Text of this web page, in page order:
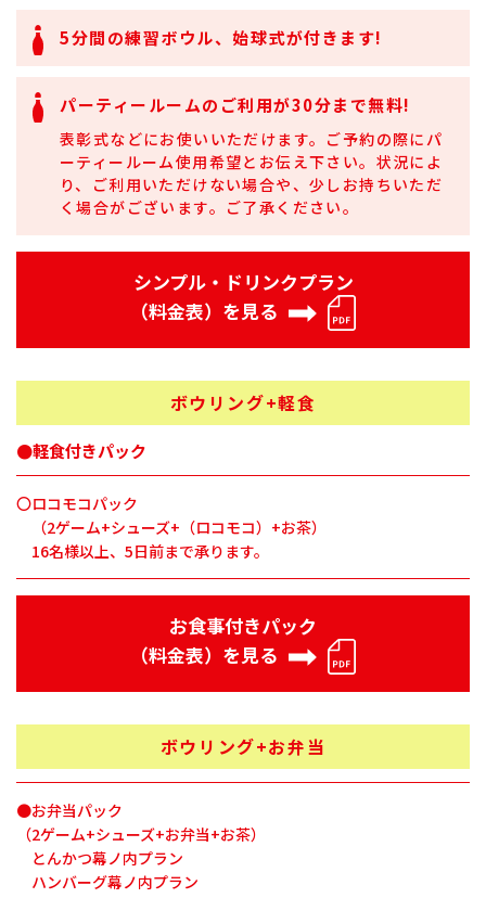
5分間の練習ボウル、始球式が付きます!
パーティールームのご利用が30分まで無料!
表彰式などにお使いいただけます。ご予約の際にパ
ーティールーム使用希望とお伝え下さい。状況によ
り、ご利用いただけない場合や、少しお持ちいただ
く場合がございます。ご了承ください。
シンプル・ドリンクプラン
（料金表）を見る
ボウリング+軽食
●軽食付きパック
〇ロコモコパック
（2ゲーム+シューズ+（ロコモコ）+お茶）
16名様以上、5日前まで承ります。
お食事付きパック
（料金表）を見る
ボウリング+お弁当
●お弁当パック
（2ゲーム+シューズ+お弁当+お茶）
とんかつ幕ノ内プラン
ハンバーグ幕ノ内プラン